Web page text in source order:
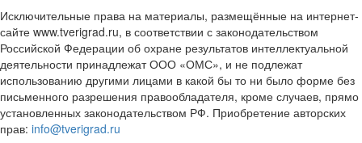
Исключительные права на материалы, размещённые на интернет-
сайте www.tverigrad.ru, в соответствии с законодательством
Российской Федерации об охране результатов интеллектуальной
деятельности принадлежат ООО «ОМС», и не подлежат
использованию другими лицами в какой бы то ни было форме без
письменного разрешения правообладателя, кроме случаев, прямо
установленных законодательством РФ. Приобретение авторских
прав: info@tverigrad.ru